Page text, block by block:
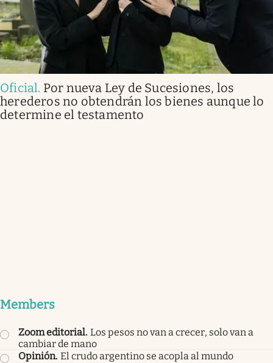
Oficial. Por nueva Ley de Sucesiones, los
herederos no obtendrán los bienes aunque lo
determine el testamento
Members
Zoom editorial. Los pesos no van a crecer, solo van a
cambiar de mano
Opinión. El crudo argentino se acopla al mundo